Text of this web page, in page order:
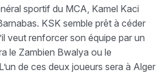
sportif du MCA, Kamel Kaci
KSK semble prêt à céder
veut renforcer son équipe par un
le Zambien Bwalya ou le
de ces deux joueurs sera à Alger